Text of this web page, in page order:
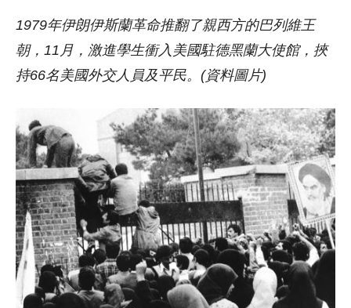
1979年伊朗伊斯蘭革命推翻了親西方的巴列維王
朝，11月，激進學生衝入美國駐德黑蘭大使館，挾
持66名美國外交人員及平民。(資料圖片)